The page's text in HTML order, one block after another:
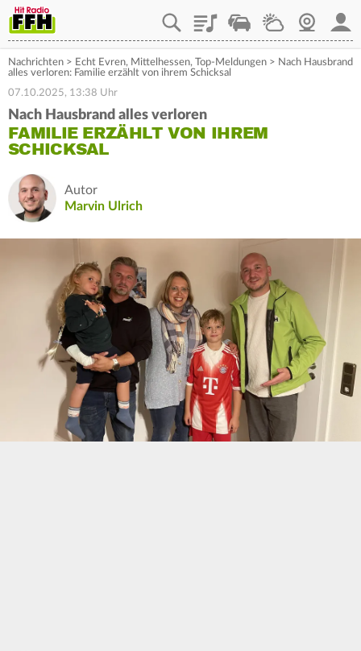
PlaylistStaupilotWetterWebcam
Nachrichten > Echt Evren, Mittelhessen, Top-Meldungen > Nach Hausbrand
alles verloren: Familie erzählt von ihrem Schicksal
07.10.2025, 13:38 Uhr
Nach Hausbrand alles verloren
FAMILIE ERZÄHLT VON IHREM
SCHICKSAL
Autor
Marvin Ulrich